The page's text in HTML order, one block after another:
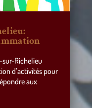
Richelieu
d’activités pour
aux